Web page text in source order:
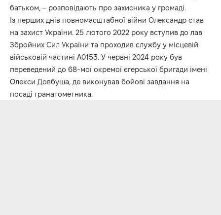
батьком, – розповідають про захисника у громаді.
Із перших днів повномасштабної війни Олександр став
на захист України. 25 лютого 2022 року вступив до лав
Збройних Сил України та проходив службу у місцевій
військовій частині А0153. У червні 2024 року був
переведений до 68-мої окремої єгерської бригади імені
Олекси Довбуша, де виконував бойові завдання на
посаді гранатометника.